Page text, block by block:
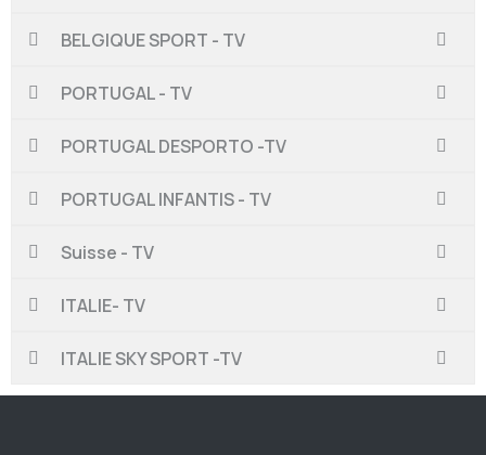
BELGIQUE SPORT - TV
PORTUGAL - TV
PORTUGAL DESPORTO -TV
PORTUGAL INFANTIS - TV
Suisse - TV
ITALIE- TV
ITALIE SKY SPORT -TV